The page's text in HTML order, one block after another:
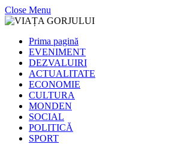
Close Menu
Prima pagină
EVENIMENT
DEZVALUIRI
ACTUALITATE
ECONOMIE
CULTURA
MONDEN
SOCIAL
POLITICĂ
SPORT